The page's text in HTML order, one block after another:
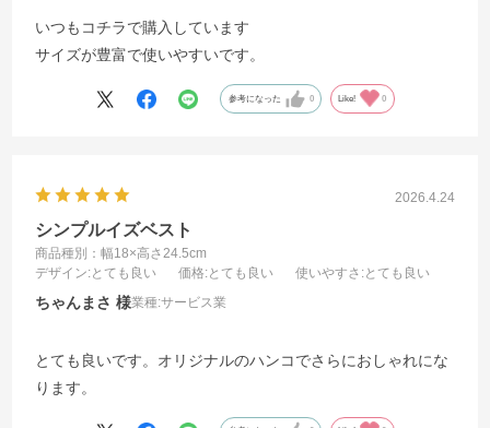
いつもコチラで購入しています
サイズが豊富で使いやすいです。
参考になった 0 Like! 0
2026.4.24
シンプルイズベスト
商品種別：幅18×高さ24.5cm
デザイン:とても良い 価格:とても良い 使いやすさ :とても良い
ちゃんまさ 業種:サービス業
とても良いです。オリジナルのハンコでさらにおしゃれにな
ります。